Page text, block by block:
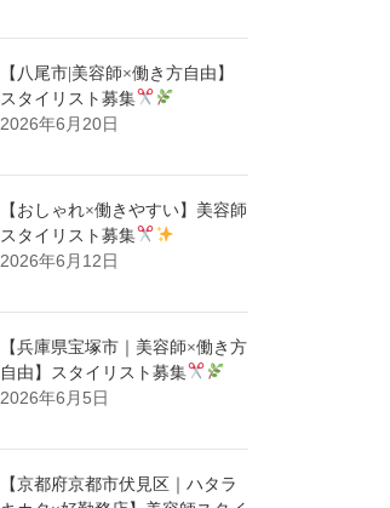
【八尾市|美容師×働き方自由】
スタイリスト募集
2026年6月20日
【おしゃれ×働きやすい】美容師
スタイリスト募集
2026年6月12日
【兵庫県宝塚市｜美容師×働き方
自由】スタイリスト募集
2026年6月5日
【京都府京都市伏見区｜ハタラ